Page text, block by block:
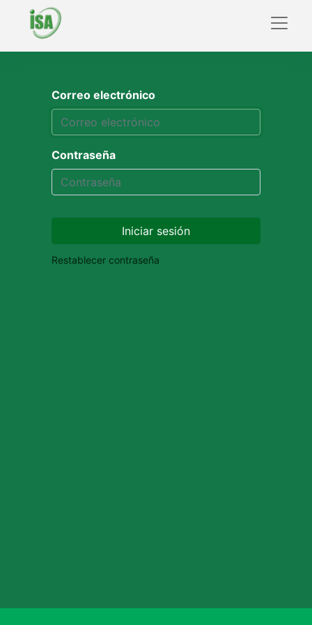
Correo electrónico
Contraseña
Iniciar sesión
Restablecer contraseña